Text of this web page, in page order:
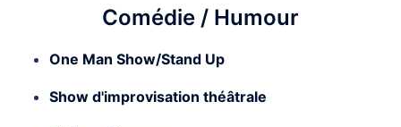
Comédie / Humour
One Man Show/Stand Up
Show d'improvisation théâtrale